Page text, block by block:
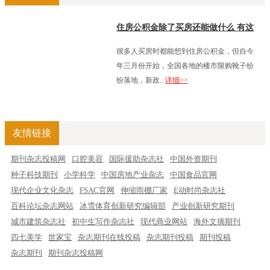
住房公积金除了买房还能做什么 有这
很多人买房时都能想到住房公积金，但自今
年三月份开始，全国各地的楼市限购靴子纷
纷落地，新政... 详细>>
友情链接
期刊杂志投稿网 口腔美容 国际援助杂志社
中国外资期刊
种子科技期刊
小学科学 中国房地产业杂志
中国食品官网
现代企业文化杂志
FSAC官网 伸缩雨棚厂家
E动时尚杂志社
百科论坛杂志网站
冰雪体育创新研究编辑部
产业创新研究期刊
城市建筑杂志社
初中生写作杂志社 现代商业网站
海外文摘期刊
四七美学
世家宝 杂志期刊在线投稿 杂志期刊投稿
期刊投稿
杂志期刊
期刊杂志投稿网